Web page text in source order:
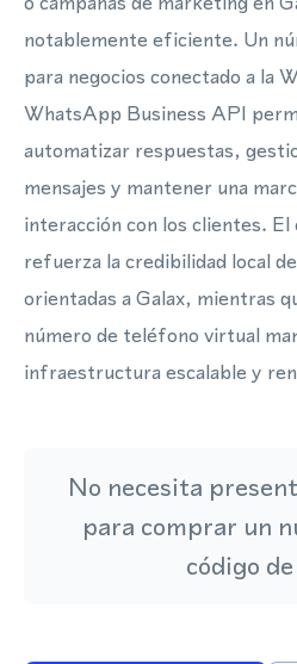
notablemente eficiente. Un
para negocios conectado a la
WhatsApp Business API
automatizar respuestas,
mensajes y mantener una
interacción con los clientes. El
refuerza la credibilidad local
orientadas a Galax, mientras
número de teléfono virtual
infraestructura escalable y
No necesita
para comprar un
código